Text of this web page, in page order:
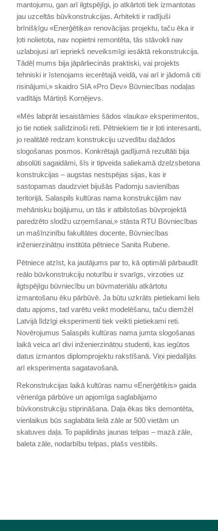
mantojumu, gan arī ilgtspējīgi, jo atkārtoti tiek izmantotas
jau uzceltās būvkonstrukcijas. Arhitekti ir radījuši
brīnišķīgu «Enerģētiķa» renovācijas projektu, taču ēka ir
ļoti nolietota, nav nopietni remontēta, tās stāvokli nav
uzlabojusi arī iepriekš neveiksmīgi iesāktā rekonstrukcija.
Tādēļ mums bija jāpārliecinās praktiski, vai projekts
tehniski ir īstenojams iecerētajā veidā, vai arī ir jādomā citi
risinājumi,» skaidro SIA «Pro Dev» Būvniecības nodaļas
vadītājs Mārtiņš Korņējevs.
«Mēs labprāt iesaistāmies šādos «lauka» eksperimentos,
jo tie notiek salīdzinoši reti. Pētniekiem tie ir ļoti interesanti,
jo realitātē redzam konstrukciju uzvedību dažādos
slogošanas posmos. Konkrētajā gadījumā rezultāti bija
absolūti sagaidāmi, šīs ir tipveida saliekamā dzelzsbetona
konstrukcijas – augstas nestspējas sijas, kas ir
sastopamas daudzviet bijušās Padomju savienības
teritorijā. Salaspils kultūras nama konstrukcijām nav
mehānisku bojājumu, un tās ir atbilstošas būvprojektā
paredzēto slodžu uzņemšanai,» stāsta RTU Būvniecības
un mašīnzinību fakultātes docente, Būvniecības
inženierzinātņu institūta pētniece Sanita Rubene.
Pētniece atzīst, ka jautājums par to, kā optimāli pārbaudīt
reālo būvkonstrukciju noturību ir svarīgs, virzoties uz
ilgtspējīgu būvniecību un būvmateriālu atkārtotu
izmantošanu ēku pārbūvē. Ja būtu uzkrāts pietiekami liels
datu apjoms, tad varētu veikt modelēšanu, taču diemžēl
Latvijā līdzīgi eksperimenti tiek veikti pietiekami reti.
Novērojumus Salaspils kultūras nama jumta slogošanas
laikā veica arī divi inženierzinātņu studenti, kas iegūtos
datus izmantos diplomprojektu rakstīšanā. Viņi piedalījās
arī eksperimenta sagatavošanā.
Rekonstrukcijas laikā kultūras namu «Enerģētiķis» gaida
vērienīga pārbūve un apjomīga saglabājamo
būvkonstrukciju stiprināšana. Daļa ēkas tiks demontēta,
vienlaikus būs saglabāta lielā zāle ar 500 vietām un
skatuves daļa. To papildinās jaunas telpas – mazā zāle,
baleta zāle, nodarbību telpas, plašs vestibils.